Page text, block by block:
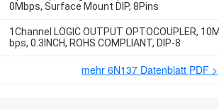
0Mbps, Surface Mount DIP, 8Pins
1Channel LOGIC OUTPUT OPTOCOUPLER, 10M
bps, 0.3INCH, ROHS COMPLIANT, DIP-8
mehr 6N137 Datenblatt PDF >